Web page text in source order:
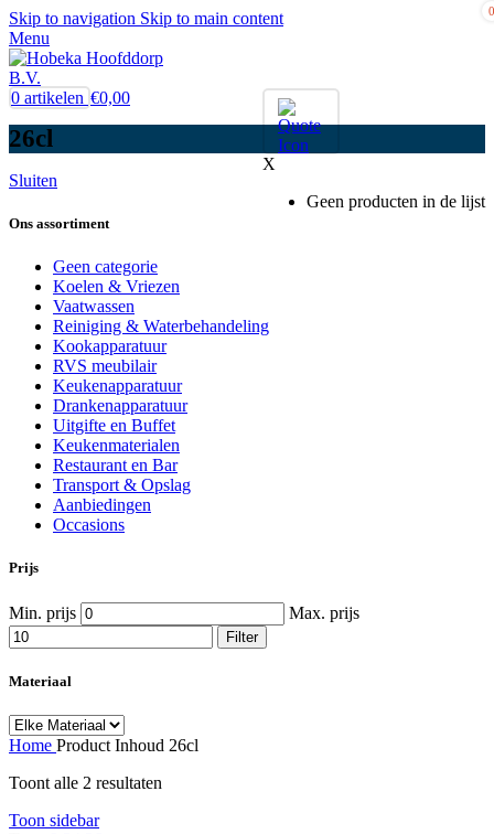
Skip to navigation Skip to main content
Menu
0
X
Geen producten in de lijst
0 artikelen €0,00
26cl
Sluiten
Ons assortiment
Geen categorie
Koelen & Vriezen
Vaatwassen
Reiniging & Waterbehandeling
Kookapparatuur
RVS meubilair
Keukenapparatuur
Drankenapparatuur
Uitgifte en Buffet
Keukenmaterialen
Restaurant en Bar
Transport & Opslag
Aanbiedingen
Occasions
Prijs
Min. prijs Max. prijs
Filter
Materiaal
Home Product Inhoud 26cl
Toont alle 2 resultaten
Toon sidebar